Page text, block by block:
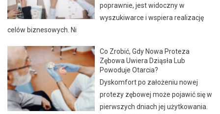
poprawnie, jest widoczny w
wyszukiwarce i wspiera realizację
celów biznesowych. Ni
Co Zrobić, Gdy Nowa Proteza
Zębowa Uwiera Dziąsła Lub
Powoduje Otarcia?
Dyskomfort po założeniu nowej
protezy zębowej może pojawić się w
pierwszych dniach jej użytkowania.